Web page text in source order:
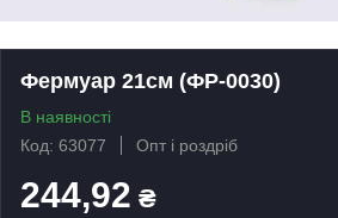
Фермуар 21см (ФР-0030)
В наявності
Код: 63077
Опт і роздріб
244,92 ₴